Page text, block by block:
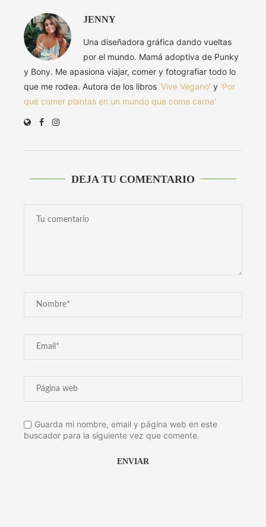
JENNY
Una diseñadora gráfica dando vueltas
por el mundo. Mamá adoptiva de Punky
y Bony. Me apasiona viajar, comer y fotografiar todo lo
que me rodea. Autora de los libros 'Vive Vegano' y 'Por
qué comer plantas en un mundo que come carne'
DEJA TU COMENTARIO
Guarda mi nombre, email y página web en este
buscador para la siguiente vez que comente.